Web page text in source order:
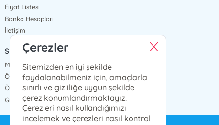
Fiyat Listesi
Banka Hesapları
İletişim
SÖZLEŞMELER
Mesafeli Satış Sözleşmesi
Ön Bilgilendirme Formu
Ödeme ve Teslimat
Gizlilik ve Güvenlik
Çerezler
Sitemizden en iyi şekilde
faydalanabilmeniz için, amaçlarla
sınırlı ve gizliliğe uygun şekilde
çerez konumlandırmaktayız.
Çerezleri nasıl kullandığımızı
incelemek ve çerezleri nasıl kontrol